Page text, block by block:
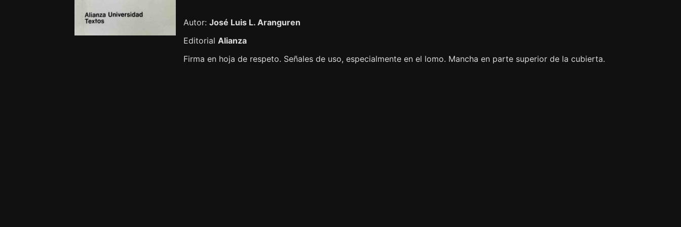
Autor: José Luis L. Aranguren
Editorial Alianza
Firma en hoja de respeto. Señales de uso, especialmente en el lomo. Mancha en parte superior de la cubierta.